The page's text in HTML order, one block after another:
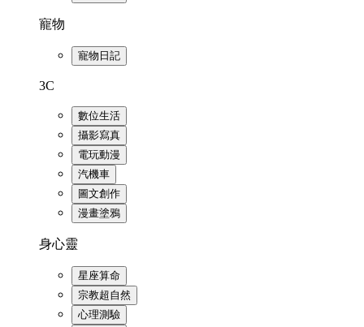
寵物
寵物日記
3C
數位生活
攝影寫真
電玩動漫
汽機車
圖文創作
漫畫塗鴉
身心靈
星座算命
宗教超自然
心理測驗